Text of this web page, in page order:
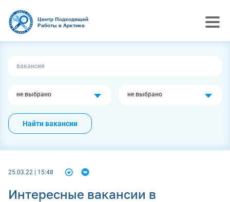
Центр Подходящей
Работы в Арктике
не выбрано не выбрано
Найти вакансии
25.03.22 | 15:48
Интересные вакансии в